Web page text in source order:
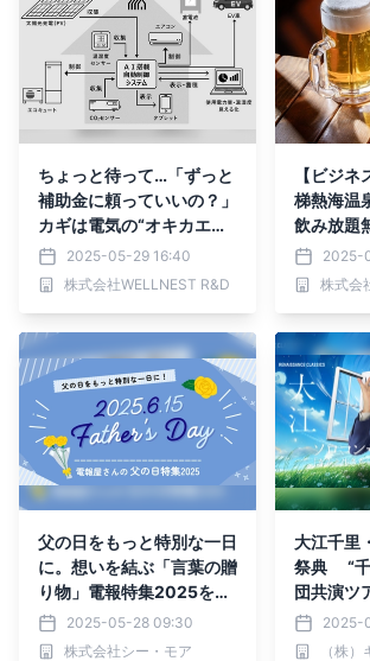
ちょっと待って…「ずっと
補助金に頼っていいの？」
カギは電気の“オキカエ革
命”
2025-05-29 16:40
株式会社WELLNEST R&D
【ビジ
梯熱海温
飲み放題
始｜2025
2025-
父の日をもっと特別な一日
に。想いを結ぶ「言葉の贈
り物」電報特集2025を発
表
2025-05-28 09:30
株式会社シー・モア
大江千里
祭典 “千
団共演ツ
2025-